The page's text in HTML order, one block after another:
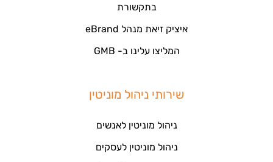
בתקשורת
איציק זיאת מנהל eBrand
המליצו עלינו ב- GMB
שירותי ניהול מוניטין
ניהול מוניטין לאנשים
ניהול מוניטין לעסקים